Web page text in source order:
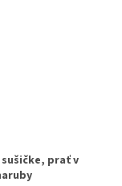
sušičke, prať v